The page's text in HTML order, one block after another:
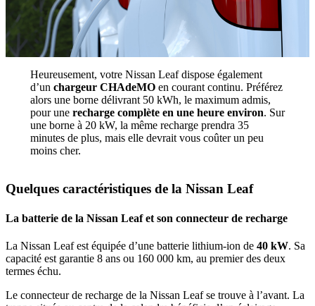
Heureusement, votre Nissan Leaf dispose également
d’un chargeur CHAdeMOen courant continu. Préférez
alors une borne délivrant 50 kWh, le maximum admis,
pour une recharge complète en une heure environ. Sur
une borne à 20 kW, la même recharge prendra 35
minutes de plus, mais elle devrait vous coûter un peu
moins cher.
Quelques caractéristiques de la Nissan Leaf
La batterie de la Nissan Leaf et son connecteur de recharge
La Nissan Leaf est équipée d’une batterie lithium-ion de 40 kW. Sa
capacité est garantie 8 ans ou 160 000 km, au premier des deux
termes échu.
Le connecteur de recharge de la Nissan Leaf se trouve à l’avant. La